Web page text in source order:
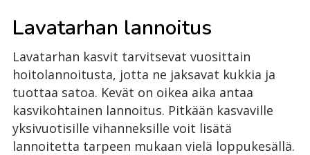
Lavatarhan lannoitus
Lavatarhan kasvit tarvitsevat vuosittain
hoitolannoitusta, jotta ne jaksavat kukkia ja
tuottaa satoa. Kevät on oikea aika antaa
kasvikohtainen lannoitus. Pitkään kasvaville
yksivuotisille vihanneksille voit lisätä
lannoitetta tarpeen mukaan vielä loppukesällä.